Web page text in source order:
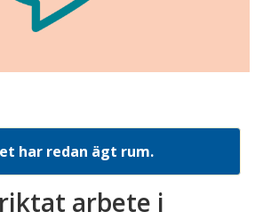
har redan ägt rum.
arbete i